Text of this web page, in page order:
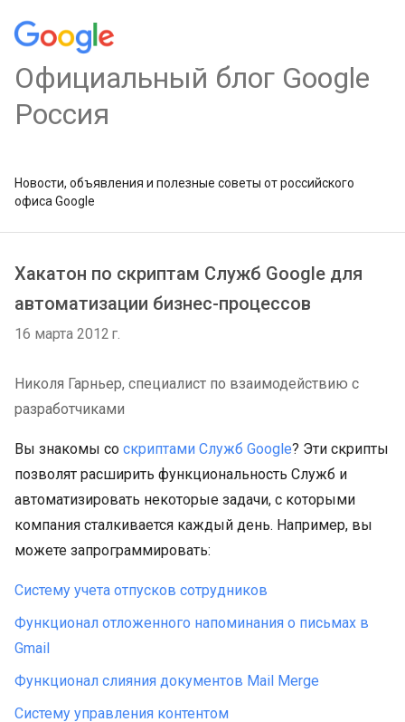
Официальный блог Google
Россия
Новости, объявления и полезные советы от российского
офиса Google
Хакатон по скриптам Служб Google для
автоматизации бизнес-процессов
16 марта 2012 г.
Николя Гарньер, специалист по взаимодействию с
разработчиками
Вы знакомы со скриптами Служб Google? Эти скрипты
позволят расширить функциональность Служб и
автоматизировать некоторые задачи, с которыми
компания сталкивается каждый день. Например, вы
можете запрограммировать:
Систему учета отпусков сотрудников
Функционал отложенного напоминания о письмах в
Gmail
Функционал слияния документов Mail Merge
Систему управления контентом